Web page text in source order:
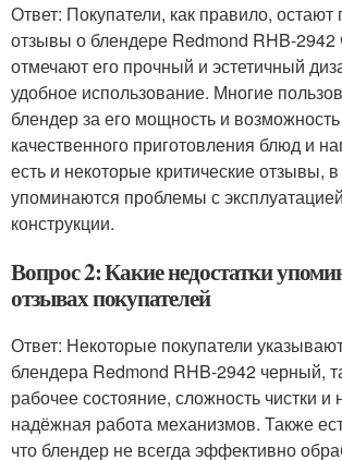
Ответ: Покупатели, как правило,
отзывы о блендере Redmond RHB-
отмечают его прочный и эстетичный
удобное использование. Многие
блендер за его мощность и
качественного приготовления блюд и
есть и некоторые критические отзывы,
упоминаются проблемы с
конструкции.
Вопрос 2: Какие недостатки
отзывах покупателей
Ответ: Некоторые покупатели
блендера Redmond RHB-2942 черный,
рабочее состояние, сложность чистки и
надёжная работа механизмов. Также
что блендер не всегда эффективно